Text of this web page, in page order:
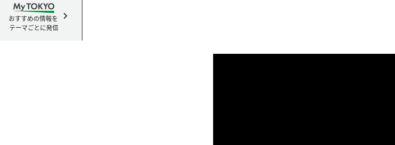
おすすめの情報を
テーマごとに発信